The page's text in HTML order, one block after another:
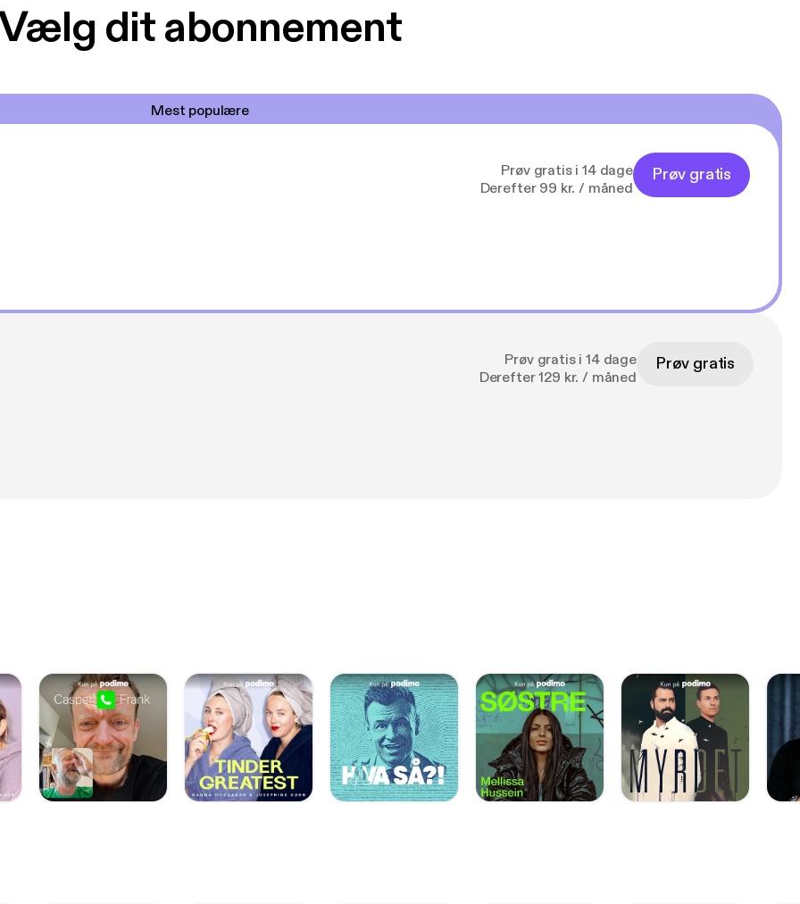
dit abonnement
Mest populære
Prøv gratis i 14 dage
Derefter 99 kr. / måned
Prøv gratis
Prøv gratis i 14 dage
Derefter 129 kr. / måned
Prøv gratis